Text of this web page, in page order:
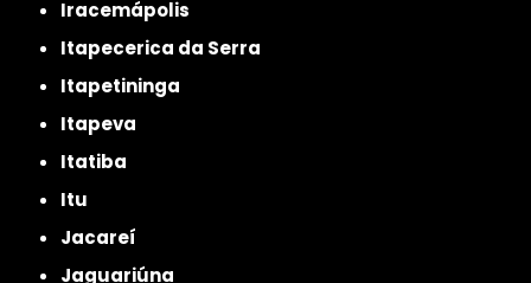
Iracemápolis
Itapecerica da Serra
Itapetininga
Itapeva
Itatiba
Itu
Jacareí
Jaguariúna